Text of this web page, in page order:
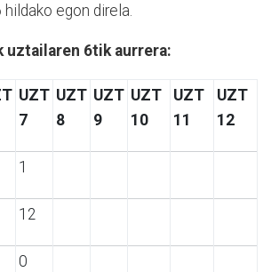
egon direla.
uztailaren 6tik aurrera:
UZT
7
UZT
8
UZT
9
UZT
10
UZT
11
UZT
12
1
12
0